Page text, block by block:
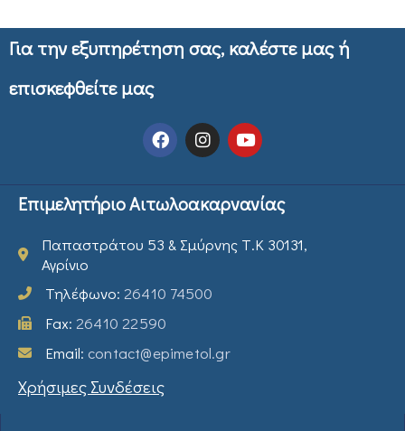
Για την εξυπηρέτηση σας, καλέστε μας ή
επισκεφθείτε μας
Επιμελητήριο Αιτωλοακαρνανίας
Παπαστράτου 53 & Σμύρνης Τ.Κ 30131,
Αγρίνιο
Τηλέφωνο: 26410 74500
Fax: 26410 22590
Email: contact@epimetol.gr
Χρήσιμες Συνδέσεις